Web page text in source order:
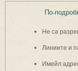
По-
Не са
Линиите и
Имейл